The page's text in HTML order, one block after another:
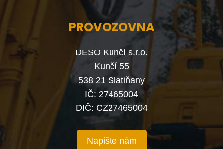
PROVOZOVNA
DESO Kunčí s.r.o.
Kunčí 55
538 21 Slatiňany
IČ: 27465004
DIČ: CZ27465004
Napište nám